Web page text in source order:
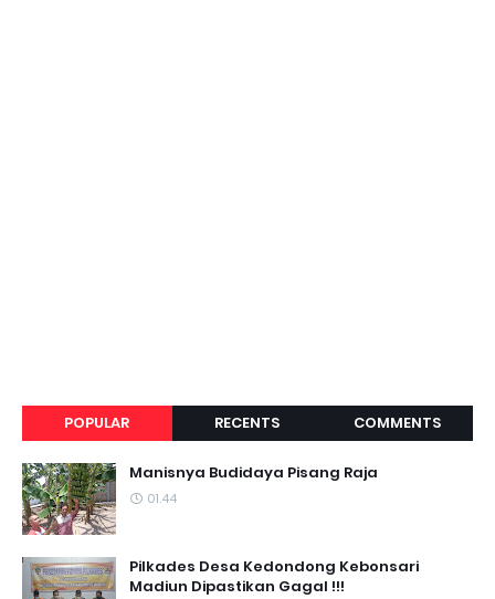
POPULAR RECENTS COMMENTS
Manisnya Budidaya Pisang Raja
01.44
Pilkades Desa Kedondong Kebonsari
Madiun Dipastikan Gagal !!!